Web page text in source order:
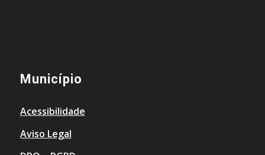
Município
Acessibilidade
Aviso Legal